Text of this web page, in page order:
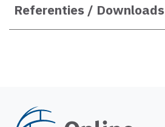
Referenties / Downloads